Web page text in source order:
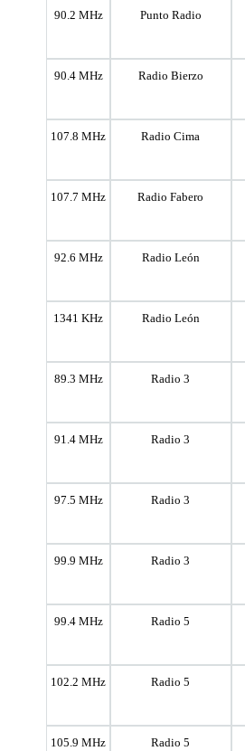
90.2 MHz Punto Radio
90.4 MHz Radio Bierzo
107.8 MHz Radio Cima
107.7 MHz Radio Fabero
92.6 MHz Radio León
1341 KHz Radio León
89.3 MHz Radio 3
91.4 MHz Radio 3
97.5 MHz Radio 3
99.9 MHz Radio 3
99.4 MHz Radio 5
102.2 MHz Radio 5
105.9 MHz Radio 5